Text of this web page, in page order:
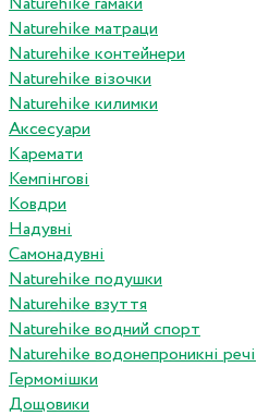
Naturehike матраци
Naturehike контейнери
Naturehike візочки
Naturehike килимки
Аксесуари
Каремати
Кемпінгові
Ковдри
Надувні
Самонадувні
Naturehike подушки
Naturehike взуття
Naturehike водний спорт
Naturehike водонепроникні речі
Гермомішки
Дощовики